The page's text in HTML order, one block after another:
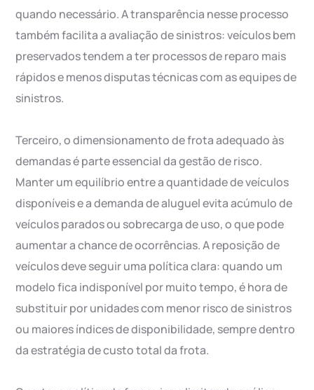
quando necessário. A transparência nesse processo
também facilita a avaliação de sinistros: veículos bem
preservados tendem a ter processos de reparo mais
rápidos e menos disputas técnicas com as equipes de
sinistros.
Terceiro, o dimensionamento de frota adequado às
demandas é parte essencial da gestão de risco.
Manter um equilíbrio entre a quantidade de veículos
disponíveis e a demanda de aluguel evita acúmulo de
veículos parados ou sobrecarga de uso, o que pode
aumentar a chance de ocorrências. A reposição de
veículos deve seguir uma política clara: quando um
modelo fica indisponível por muito tempo, é hora de
substituir por unidades com menor risco de sinistros
ou maiores índices de disponibilidade, sempre dentro
da estratégia de custo total da frota.